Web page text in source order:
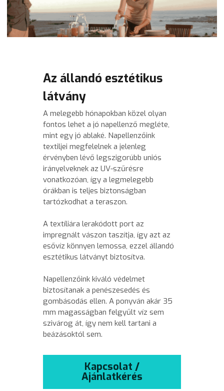
Reluxák
Zsaluziák
Pergola
+3630 975 6664
info@domenyablak.com
Az állandó esztétikus
látvány
A melegebb hónapokban közel olyan
fontos lehet a jó napellenző megléte,
mint egy jó ablaké. Napellenzőink
textiljei megfelelnek a jelenleg
érvényben lévő legszigorúbb uniós
irányelveknek az UV-szűrésre
vonatkozóan, így a legmelegebb
órákban is teljes biztonságban
tartózkodhat a teraszon.
A textíliára lerakódott port az
impregnált vászon taszítja, így azt az
esővíz könnyen lemossa, ezzel állandó
esztétikus látványt biztosítva.
Napellenzőink kiváló védelmet
biztosítanak a penészesedés és
gombásodás ellen. A ponyván akár 35
mm magasságban felgyűlt víz sem
szivárog át, így nem kell tartani a
beázásoktól sem.
Kapcsolat /
Ajánlatkérés